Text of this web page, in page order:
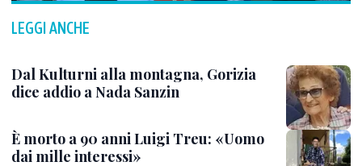
LEGGI ANCHE
Dal Kulturni alla montagna, Gorizia
dice addio a Nada Sanzin
È morto a 90 anni Luigi Treu: «Uomo
dai mille interessi»